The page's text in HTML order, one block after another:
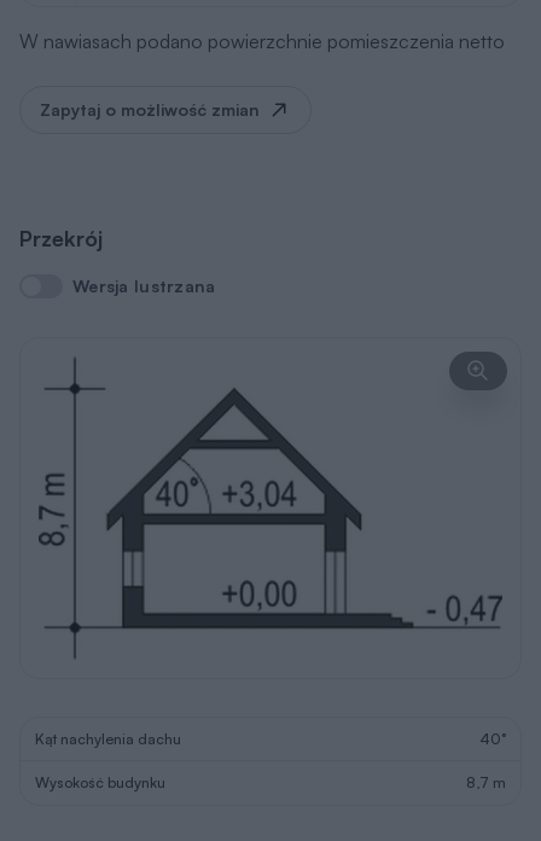
W nawiasach podano powierzchnie pomieszczenia netto
Zapytaj o możliwość zmian
Przekrój
Wersja lustrzana
Wersja lustrzana
Kąt nachylenia dachu 40°
Wysokość budynku 8,7 m